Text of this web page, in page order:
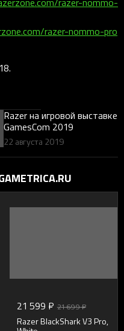
razer-nommo-pro
Razer на игровой выставке
GamesCom 2019
22 августа 2019
21 599 ₽ 21 699 ₽
Razer BlackShark V3 Pro,